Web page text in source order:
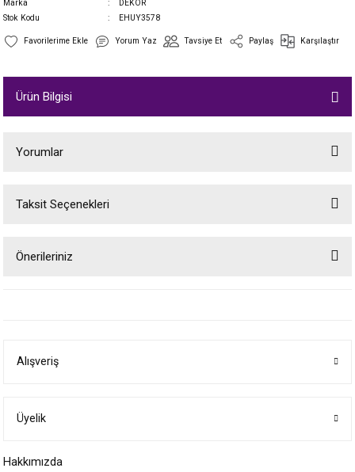
Marka
DEKOR
Stok Kodu
EHUY3578
Yorum Yaz Tavsiye Et Paylaş Karşılaştır
Ürün Bilgisi
Yorumlar
Taksit Seçenekleri
Önerileriniz
Ürün bilgilerinde hatalar bulunuyor.
Bu ürüne benzer farklı alternatifler olmalı.
Alışveriş
Üyelik
Hakkımızda